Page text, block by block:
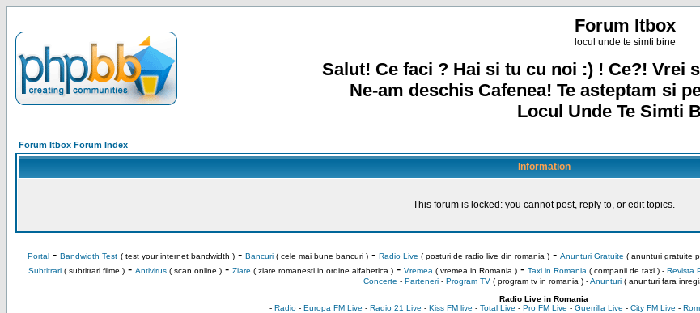
Forum Itbox
locul unde te simti bine
Salut! Ce faci ? Hai si tu cu noi :) ! Ce?! Vrei
Ne-am deschis Cafenea! Te asteptam si
Locul Unde Te Simti
Forum Itbox Forum Index
Information
This forum is locked: you cannot post, reply to, or edit topics.
Portal- Bandwidth Test ( test your internet bandwidth )- Bancuri( cele mai bune bancuri )- Radio Live ( posturi de radio live din romania )- Anunturi Gratuite ( anunturi gratuite
Subtitrari( subtitrari filme )- Antivirus( scan online )- Ziare ( ziare romanesti in ordine alfabetica )- Vremea ( vremea in Romania )- Taxi in Romania ( companii de taxi ) - Revista
Concerte - Parteneri- Program TV( program tv in romania )-Anunturi( anunturi fara
Radio Live in Romania
- Radio- Europa FM Live - Radio 21 Live - Kiss FM live - Total Live - Pro FM Live - Guerrilla Live - City FM Live -